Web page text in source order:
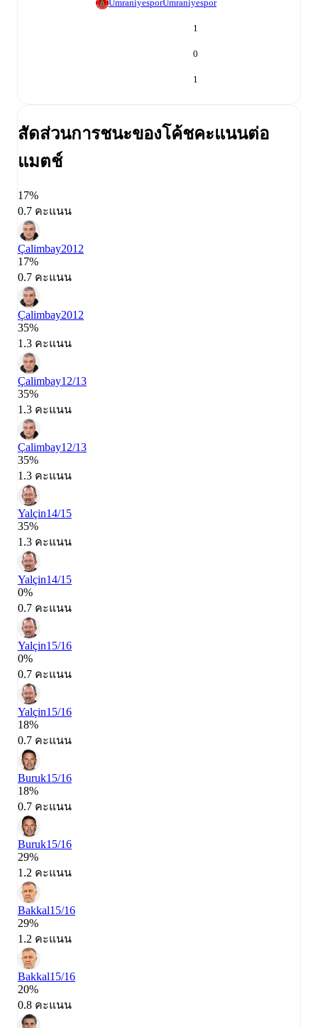
ÜmraniyesporÜmraniyespor
1
0
1
สัดส่วนการชนะของโค้ชคะแนนต่อ
แมตช์
17%
0.7 คะแนน
Çalimbay2012
17%
0.7 คะแนน
Çalimbay2012
35%
1.3 คะแนน
Çalimbay12/13
35%
1.3 คะแนน
Çalimbay12/13
35%
1.3 คะแนน
Yalçin14/15
35%
1.3 คะแนน
Yalçin14/15
0%
0.7 คะแนน
Yalçin15/16
0%
0.7 คะแนน
Yalçin15/16
18%
0.7 คะแนน
Buruk15/16
18%
0.7 คะแนน
Buruk15/16
29%
1.2 คะแนน
Bakkal15/16
29%
1.2 คะแนน
Bakkal15/16
20%
0.8 คะแนน